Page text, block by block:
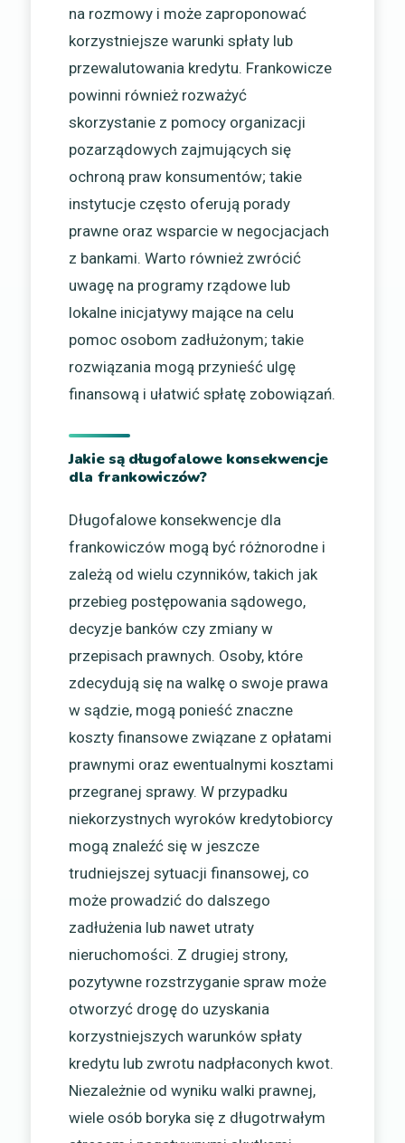
na rozmowy i może zaproponować
korzystniejsze warunki spłaty lub
przewalutowania kredytu. Frankowicze
powinni również rozważyć
skorzystanie z pomocy organizacji
pozarządowych zajmujących się
ochroną praw konsumentów; takie
instytucje często oferują porady
prawne oraz wsparcie w negocjacjach
z bankami. Warto również zwrócić
uwagę na programy rządowe lub
lokalne inicjatywy mające na celu
pomoc osobom zadłużonym; takie
rozwiązania mogą przynieść ulgę
finansową i ułatwić spłatę zobowiązań.
Jakie są długofalowe konsekwencje
dla frankowiczów?
Długofalowe konsekwencje dla
frankowiczów mogą być różnorodne i
zależą od wielu czynników, takich jak
przebieg postępowania sądowego,
decyzje banków czy zmiany w
przepisach prawnych. Osoby, które
zdecydują się na walkę o swoje prawa
w sądzie, mogą ponieść znaczne
koszty finansowe związane z opłatami
prawnymi oraz ewentualnymi kosztami
przegranej sprawy. W przypadku
niekorzystnych wyroków kredytobiorcy
mogą znaleźć się w jeszcze
trudniejszej sytuacji finansowej, co
może prowadzić do dalszego
zadłużenia lub nawet utraty
nieruchomości. Z drugiej strony,
pozytywne rozstrzyganie spraw może
otworzyć drogę do uzyskania
korzystniejszych warunków spłaty
kredytu lub zwrotu nadpłaconych kwot.
Niezależnie od wyniku walki prawnej,
wiele osób boryka się z długotrwałym